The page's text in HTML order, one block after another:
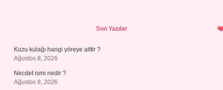
Son Yazılar
Kuzu kulağı hangi yöreye aittir ?
Ağustos 8, 2026
Necdet ismi nedir ?
Ağustos 8, 2026